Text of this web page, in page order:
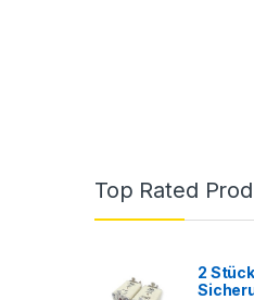
Top Rated
2